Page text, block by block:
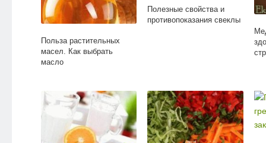
Польза растительных
масел. Как выбрать
масло
Полезные свойства и
противопоказания свеклы